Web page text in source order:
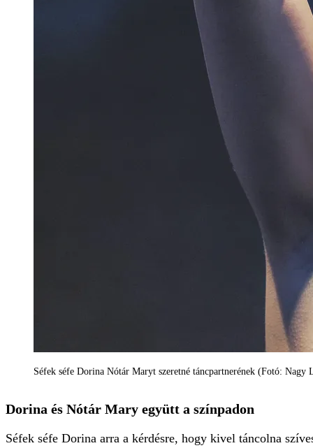
Séfek séfe Dorina Nótár Maryt szeretné táncpartnerének (Fotó: Nagy
Dorina és Nótár Mary együtt a színpadon
Séfek séfe Dorina arra a kérdésre, hogy kivel táncolna